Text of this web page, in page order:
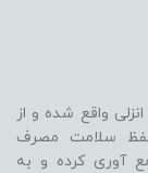
واقع شده و از
حفظ سلامت مصرف
آوری کرده و به